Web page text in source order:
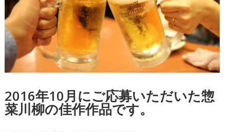
2016年10月にご応募いただいた惣
菜川柳の佳作作品です。